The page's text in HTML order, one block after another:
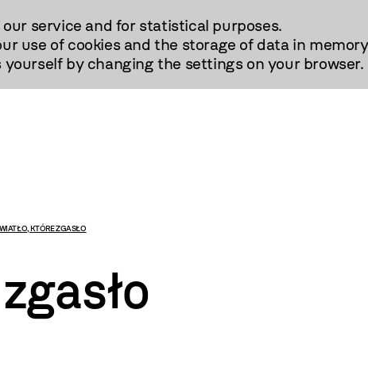
service and for statistical purposes.
use of cookies and the storage of data in
by changing the settings on your browser.
KTÓRE ZGASŁO